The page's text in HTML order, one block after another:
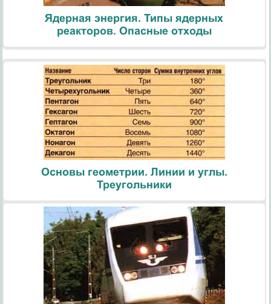
Ядерная энергия. Типы ядерных
реакторов. Опасные отходы
Основы геометрии. Линии и углы.
Треугольники